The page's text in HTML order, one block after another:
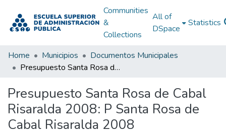
Communities
&
Collections
All of
DSpace
Statistics
Home Municipios
Documentos Municipales
Presupuesto Santa Rosa de Cabal Risaralda 2008: P Santa Rosa de Cabal Risaralda 2008
Presupuesto Santa Rosa de Cabal
Risaralda 2008: P Santa Rosa de
Cabal Risaralda 2008